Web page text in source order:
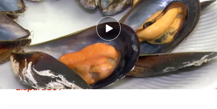
Redacción digital Noticias Cuatro
17 OCT 2025 - 19:57h.
Los mejillones que se recogen, se seleccionan
genéticamente y se hacen cruces controlados
¿Por qué el precio de los huevos se ha
disparado?